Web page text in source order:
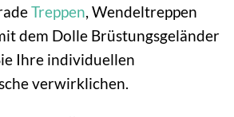
Treppen, Wendeltreppen
dem Dolle Brüstungsgeländer
Ihre individuellen
verwirklichen.